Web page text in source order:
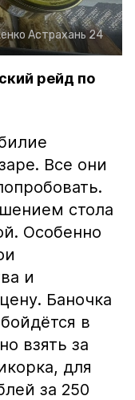
Астрахань 24
рейд по
Все они
стола
Особенно
и
Баночка
в
взять за
для
за 250